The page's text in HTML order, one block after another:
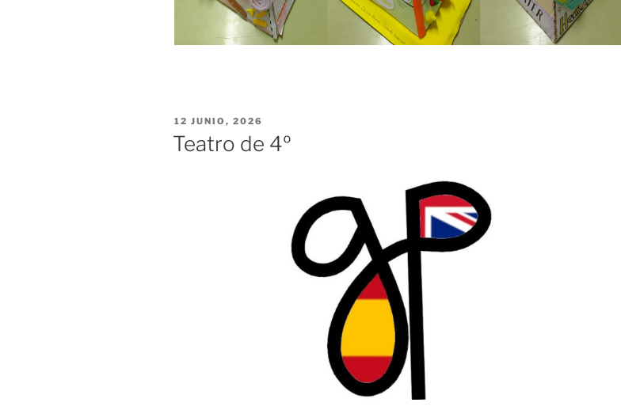
PUBLICADO
EL
12 JUNIO, 2026
Teatro de 4º